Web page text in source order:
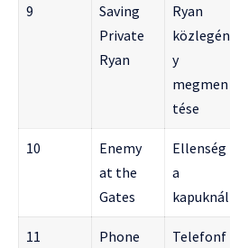
9
Saving
Private
Ryan
Ryan
közlegén
y
megmen
tése
10
Enemy
at the
Gates
Ellenség
a
kapuknál
11
Phone
Telefonf